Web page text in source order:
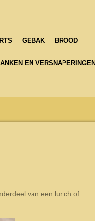
GEBAK BROOD
EN VERSNAPERINGEN
van een lunch of